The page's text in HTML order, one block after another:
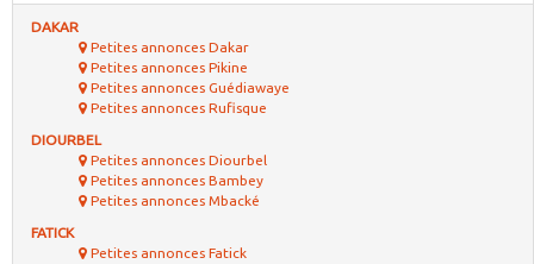
DAKAR
Petites annonces Dakar
Petites annonces Pikine
Petites annonces Guédiawaye
Petites annonces Rufisque
DIOURBEL
Petites annonces Diourbel
Petites annonces Bambey
Petites annonces Mbacké
FATICK
Petites annonces Fatick